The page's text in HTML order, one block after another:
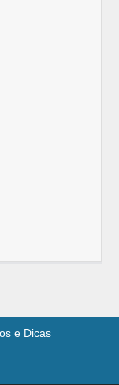
e Dicas